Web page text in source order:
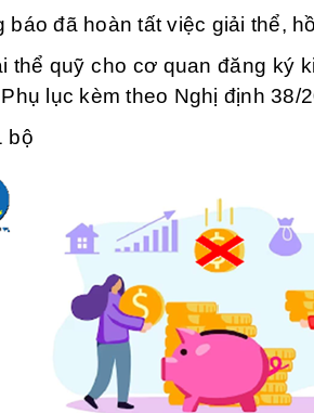
báo đã hoàn tất việc giải thể,
thể quỹ cho cơ quan đăng ký
lục kèm theo Nghị định 38/
bộ